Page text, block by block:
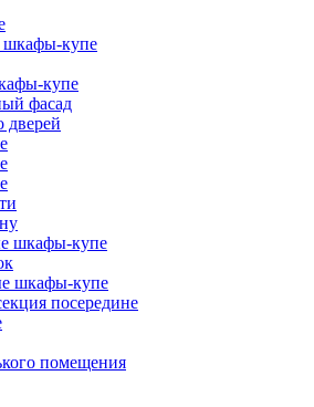
шкафы-купе
купе
фасад
дверей
шкафы-купе
шкафы-купе
посередине
помещения